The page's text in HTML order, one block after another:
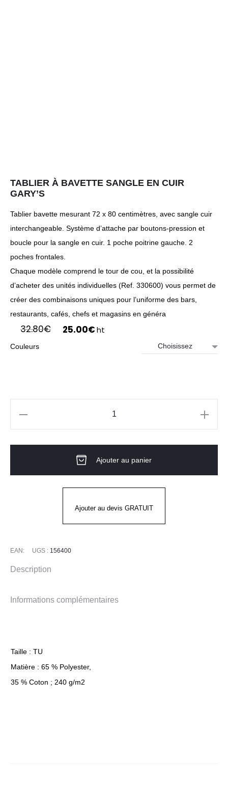
TABLIER À BAVETTE SANGLE EN CUIR
GARY’S
Tablier bavette mesurant 72 x 80 centimètres, avec sangle cuir
interchangeable. Système d’attache par boutons-pression et
boucle pour la sangle en cuir. 1 poche poitrine gauche. 2
poches frontales.
Chaque modèle comprend le tour de cou, et la possibilité
d’acheter des unités individuelles (Ref. 330600) vous permet de
créer des combinaisons uniques pour l’uniforme des bars,
restaurants, cafés, chefs et magasins en généra
32.80€ 25.00€ Le
ht
Couleurs
BAVETTE
Ajouter au panier
Ajouter au devis GRATUIT
EAN: UGS : 156400
Description
Informations complémentaires
Taille : TU
Matière : 65 % Polyester,
35 % Coton ; 240 g/m2